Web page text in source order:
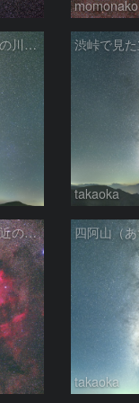
momonako
ほぼ垂直に立ち昇る天の川銀河
takaoka
はくちょう座デネブ付近の空域 260720
takaoka